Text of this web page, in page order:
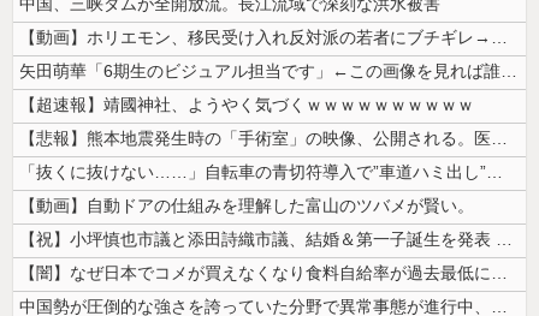
中国、三峡ダムが全開放流。長江流域で深刻な洪水被害
【動画】ホリエモン、移民受け入れ反対派の若者にブチギレ→スタジオ誰も反...
矢田萌華「6期生のビジュアル担当です」←この画像を見れば誰もが納得【画...
【超速報】靖國神社、ようやく気づくｗｗｗｗｗｗｗｗｗｗ
【悲報】熊本地震発生時の「手術室」の映像、公開される。医療従事者って凄...
「抜くに抜けない……」自転車の青切符導入で”車道ハミ出し”が急増中
【動画】自動ドアの仕組みを理解した富山のツバメが賢い。
【祝】小坪慎也市議と添田詩織市議、結婚＆第一子誕生を発表 → ｗｗｗｗ...
【闇】なぜ日本でコメが買えなくなり食料自給率が過去最低に並んだのか？
中国勢が圧倒的な強さを誇っていた分野で異常事態が進行中、日本勢が3人も...